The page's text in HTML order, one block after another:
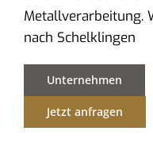
Metallverarbeitung.
nach Schelklingen
Unternehmen
Jetzt anfragen